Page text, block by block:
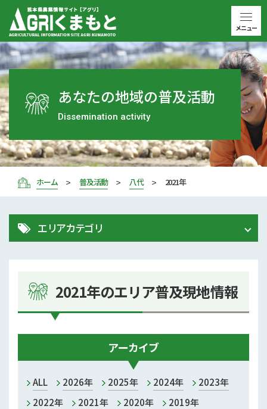
あなたの地域の普及活動
Dissemination activity
ホーム 普及活動 八代 2021年
2021年のエリア普及現地情報
アーカイブ
ALL 2026年 2025年 2024年
2023年
2022年
2021年 2020年
2019年
エリアカテゴリ
宇城
上益城
菊池
玉名
メニュー